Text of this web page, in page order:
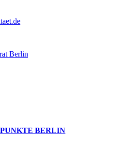
Berlin
BERLIN